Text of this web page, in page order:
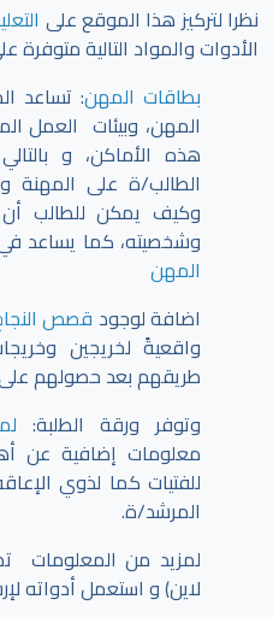
نظرا لتركيز هذا الموقع على
الأدوات والمواد التالية متوفرة
بطاقات المهن: تساعد
المهن، وبيئات العمل
هذه الأماكن، و
الطالب/ة على المهنة
وكيف يمكن للطالب أن
وشخصيته، كما يساعد
المهن
اضافة لوجود قصص
واقعيةً لخريجين
طريقهم بعد حصولهم على
وتوفر ورقة الطلبة:
معلومات إضافية عن
للفتيات كما لذوي
المرشد/ة.
لمزيد من
لاين) و استعمل أدواته